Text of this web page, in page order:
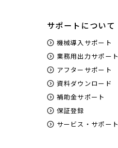
サポートについて
機械導入サポート
業務用出力サポート
アフターサポート
資料ダウンロード
補助金サポート
保証登録
サービス・サポート